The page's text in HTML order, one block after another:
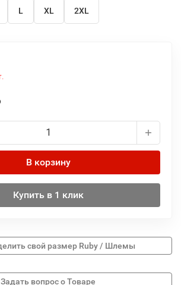
L XL 2XL
В корзину
Купить в 1 клик
свой размер Ruby / Шлемы